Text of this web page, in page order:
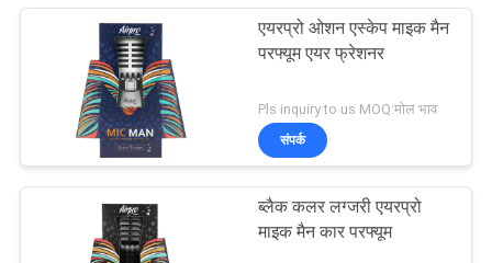
साइटमैप
PRIVACY
POLICYहैंगिंग एयर फ्रेशनर
82
एयरप्रो ओशन एस्केप माइक मैन
परफ्यूम एयर फ्रेशनर
Pls inquiry to us MOQ:मोल भाव
संपर्क
ब्लैक कलर लग्जरी एयरप्रो
माइक मैन कार परफ्यूम